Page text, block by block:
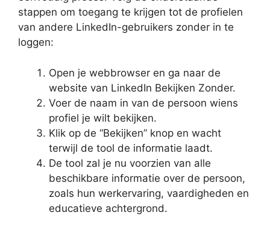
stappen om toegang te krijgen tot de profielen
van andere LinkedIn-gebruikers zonder in te
loggen:
Open je webbrowser en ga naar de
website van LinkedIn Bekijken Zonder.
Voer de naam in van de persoon wiens
profiel je wilt bekijken.
Klik op de “Bekijken” knop en wacht
terwijl de tool de informatie laadt.
De tool zal je nu voorzien van alle
beschikbare informatie over de persoon,
zoals hun werkervaring, vaardigheden en
educatieve achtergrond.